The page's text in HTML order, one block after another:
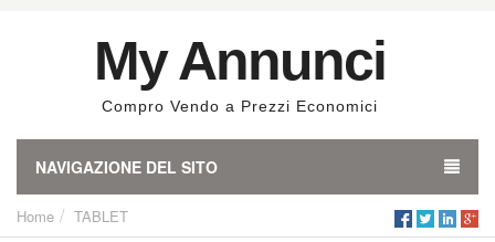
My Annunci
Compro Vendo a Prezzi Economici
NAVIGAZIONE DEL SITO
Home TABLET